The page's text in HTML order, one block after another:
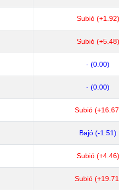
Subió (+1.92)
Subió (+5.48)
- (0.00)
- (0.00)
Subió
Bajó (-1.51)
Subió (+4.46)
Subió